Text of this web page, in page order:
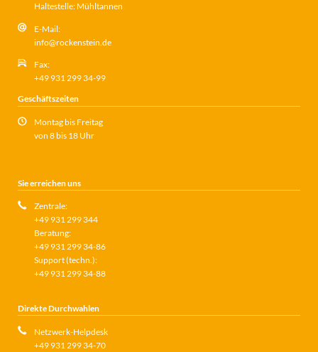
Haltestelle: Mühltannen
E-Mail:
info@rockenstein.de
Fax:
+49 931 299 34-99
Geschäftszeiten
Montag bis Freitag
von 8 bis 18 Uhr
Sie erreichen uns
Zentrale:
+49 931 299 344
Beratung:
+49 931 299 34-86
Support (techn.):
+49 931 299 34-88
Direkte Durchwahlen
Netzwerk-Helpdesk
+49 931 299 34-70